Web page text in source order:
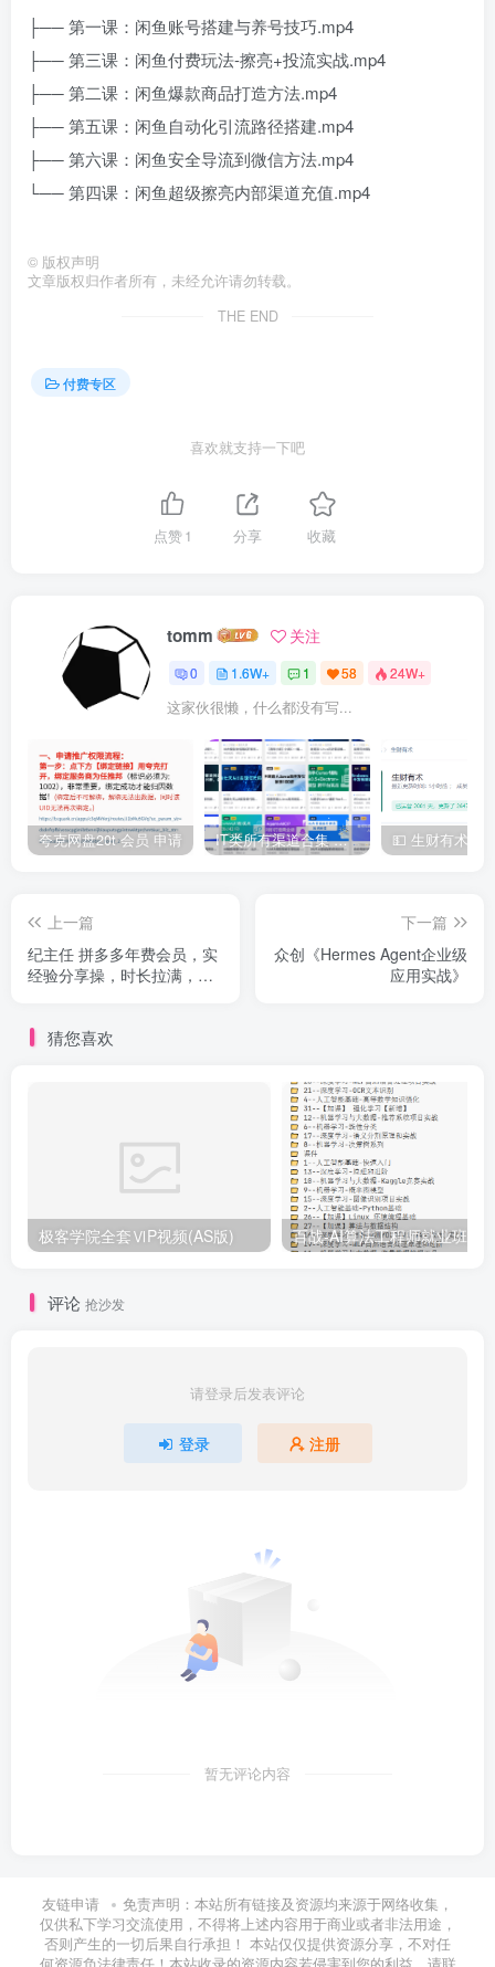
├── 第一课：闲鱼账号搭建与养号技巧.mp4
├── 第三课：闲鱼付费玩法-擦亮+投流实战.mp4
├── 第二课：闲鱼爆款商品打造方法.mp4
├── 第五课：闲鱼自动化引流路径搭建.mp4
├── 第六课：闲鱼安全导流到微信方法.mp4
└── 第四课：闲鱼超级擦亮内部渠道充值.mp4
© 版权声明
文章版权归作者所有，未经允许请勿转载。
THE END
付费专区
喜欢就支持一下吧
点赞1 分享 收藏
tomm 关注
0 1.6W+ 1 58 24W+
这家伙很懒，什么都没有写...
夸克网盘20t 会员 申请 IT类所有渠道合集 持续日更，目前近四千多条资源 年费用户微信私信获取权限
上一篇
纪主任 拼多多年费会员，实
经验分享操，时长拉满，干
下一篇
众创《Hermes Agent企业级
应用实战》
猜您喜欢
极客学院全套ⅥP视频(AS版)
评论 抢沙发
请登录后发表评论
登录 注册
暂无评论内容
友链申请
免责声明：本站所有链接及资源均来源于网络收集，
仅供私下学习交流使用，不得将上述内容用于商业或者非法用途，
否则产生的一切后果自行承担！ 本站仅仅提供资源分享，不对任